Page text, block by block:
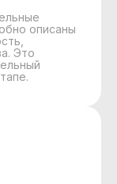
описаны
Это